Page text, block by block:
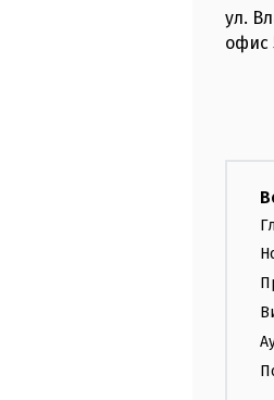
ул.
офис